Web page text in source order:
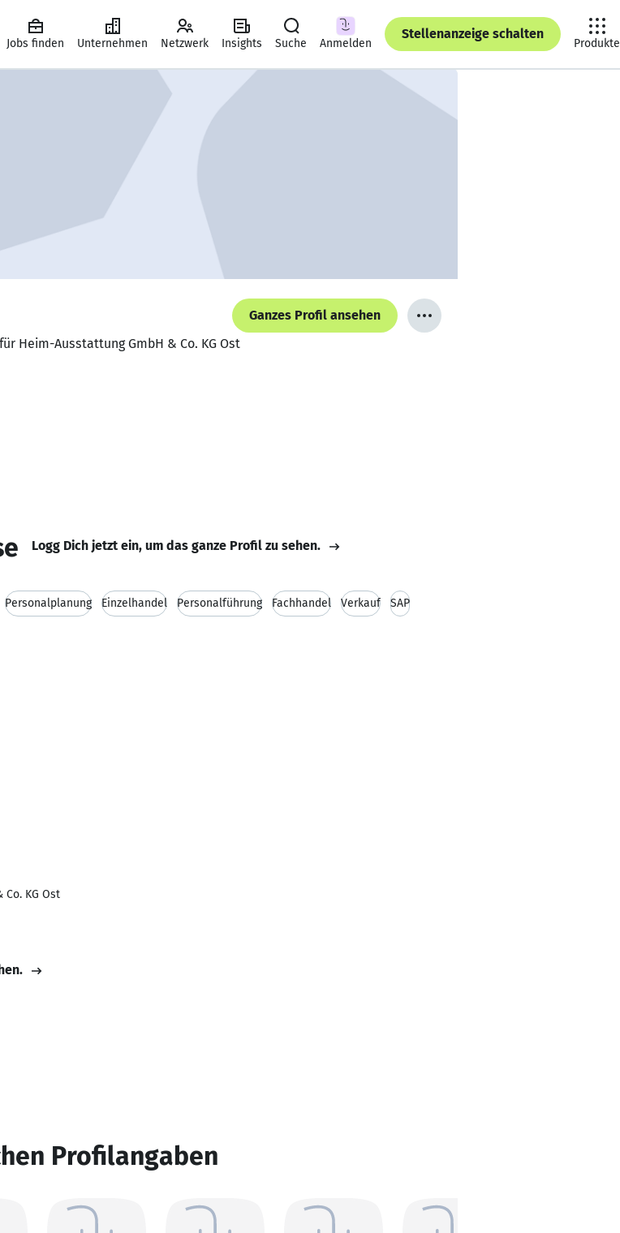
Jobs finden Unternehmen Netzwerk Insights Suche Anmelden
Stellenanzeige schalten
Produkte
Ganzes Profil ansehen
Heim-Ausstattung GmbH & Co. KG Ost
Logg Dich jetzt ein, um das ganze Profil zu sehen.
Personalplanung Einzelhandel Personalführung Fachhandel Verkauf SAP
KG Ost
Profilangaben